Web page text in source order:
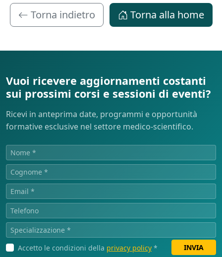
Torna indietro Torna alla home
Vuoi ricevere aggiornamenti costanti
sui prossimi corsi e sessioni di eventi?
Ricevi in anteprima date, programmi e opportunità
formative esclusive nel settore medico-scientifico.
Accetto le condizioni della privacy policy * INVIA